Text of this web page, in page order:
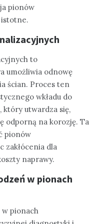
pionów
to
umożliwia odnowę
ścian. Proces ten
wkładu do
który utwardza się,
odporną na korozję. Ta
pionów
zakłócenia dla
naprawy.
w pionach
w pionach